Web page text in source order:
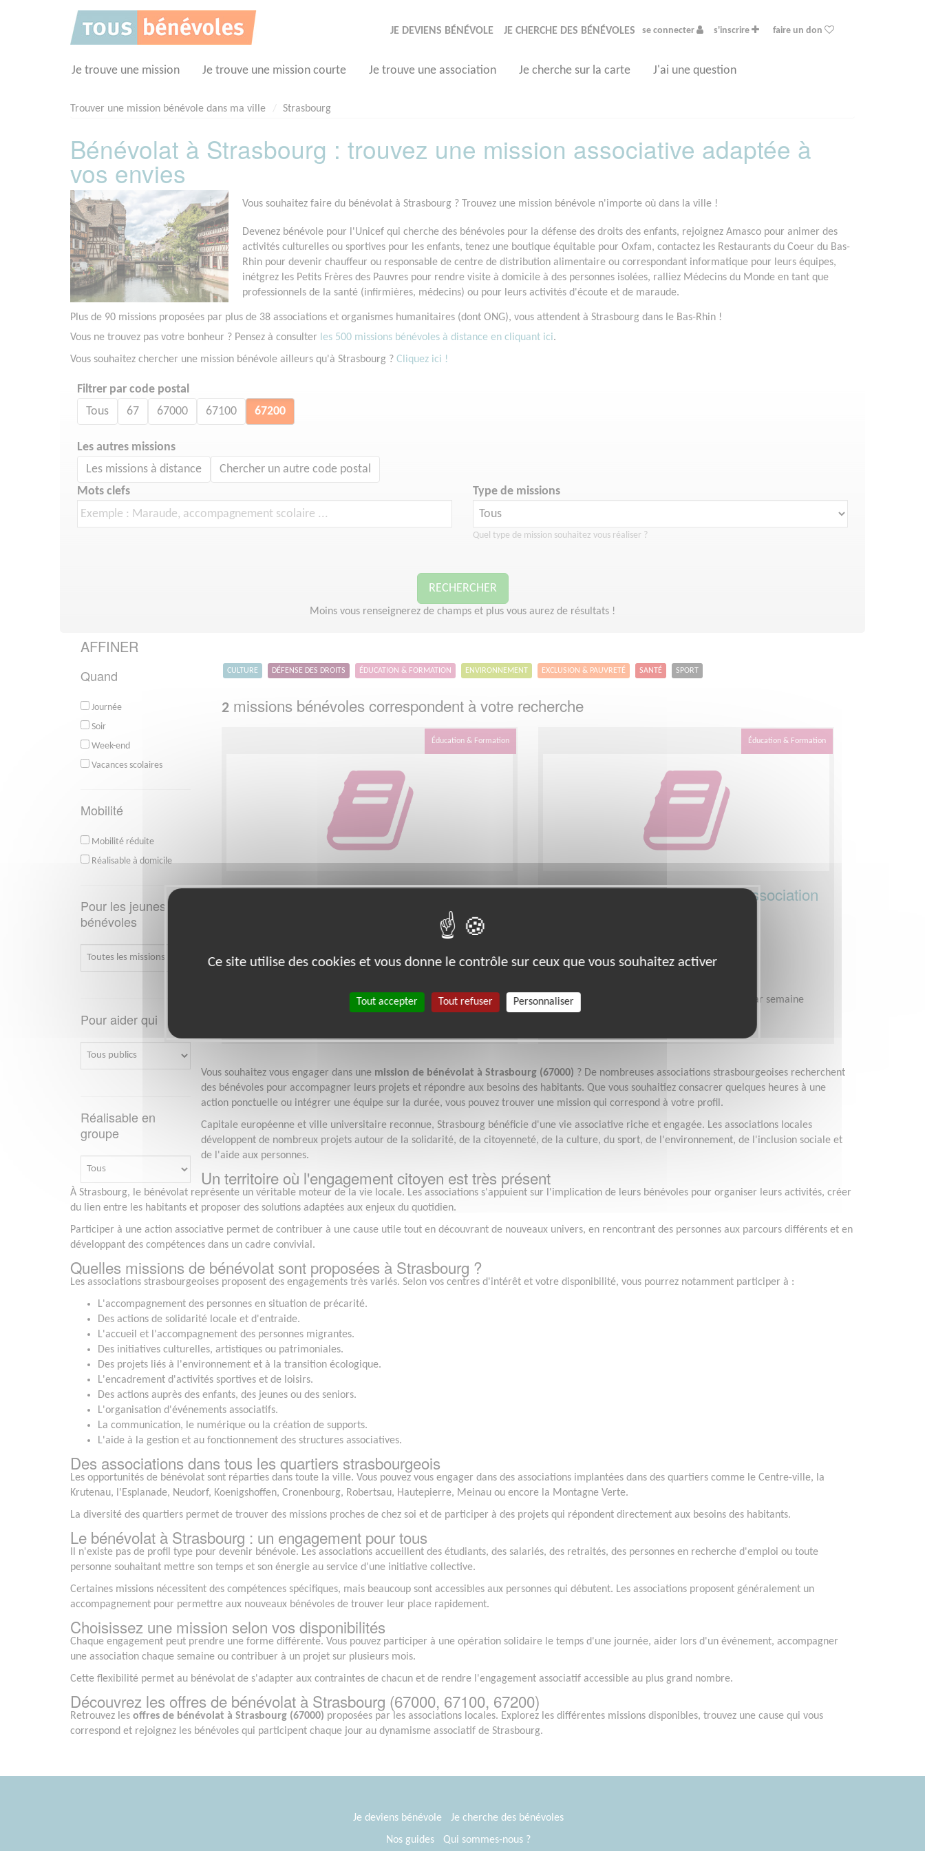
JE DEVIENS BÉNÉVOLE JE CHERCHE DES BÉNÉVOLES se connecter s'inscrire faire un don
Je trouve une mission Je trouve une mission courte Je trouve une association Je cherche sur la carte J'ai une question
Trouver une mission bénévole dans ma ville Strasbourg
Bénévolat à Strasbourg : trouvez une mission associative adaptée à
vos envies
Vous souhaitez faire du bénévolat à Strasbourg ? Trouvez une mission bénévole n'importe où dans la ville !
Devenez bénévole pour l'Unicef qui cherche des bénévoles pour la défense des droits des enfants, rejoignez Amasco pour animer des
activités culturelles ou sportives pour les enfants, tenez une boutique équitable pour Oxfam, contactez les Restaurants du Coeur du Bas-
Rhin pour devenir chauffeur ou responsable de centre de distribution alimentaire ou correspondant informatique pour leurs équipes,
inétgrez les Petits Frères des Pauvres pour rendre visite à domicile à des personnes isolées, ralliez Médecins du Monde en tant que
professionnels de la santé (infirmières, médecins) ou pour leurs activités d'écoute et de maraude.
Plus de 90 missions proposées par plus de 38 associations et organismes humanitaires (dont ONG), vous attendent à Strasbourg dans le Bas-Rhin !
Vous ne trouvez pas votre bonheur ? Pensez à consulter les 500 missions bénévoles à distance en cliquant ici.
Vous souhaitez chercher une mission bénévole ailleurs qu'à Strasbourg ? Cliquez ici !
Filtrer par code postal
Tous 67 67000 67100 67200
Les autres missions
Les missions à distance Chercher un autre code postal
Mots clefs Type de missions
Quel type de mission souhaitez vous réaliser ?
RECHERCHER
Moins vous renseignerez de champs et plus vous aurez de résultats !
AFFINER
Quand
Journée
Soir
Week-end
Vacances scolaires
Mobilité
Mobilité réduite
Réalisable à domicile
Pour les jeunes
bénévoles
Pour aider qui
Réalisable en
groupe
CULTURE DÉFENSE DES DROITS ÉDUCATION & FORMATION ENVIRONNEMENT EXCLUSION & PAUVRETÉ SANTÉ SPORT
2 missions bénévoles correspondent à votre recherche
Éducation & Formation
Animation d'ateliers informatiques à la
Type :
Informatique, Web
Association : Club Informatique Pénitentiaire
1/2 journée par semaine
Éducation & Formation
Délégué.e régional.e de notre association
Informatique, Web
Association :Club Informatique Pénitentiaire
Disponibilité demandée :
une demi -journée par semaine
Vous souhaitez vous engager dans une mission de bénévolat à Strasbourg (67000) ? De nombreuses associations strasbourgeoises recherchent
des bénévoles pour accompagner leurs projets et répondre aux besoins des habitants. Que vous souhaitiez consacrer quelques heures à une
action ponctuelle ou intégrer une équipe sur la durée, vous pouvez trouver une mission qui correspond à votre profil.
Capitale européenne et ville universitaire reconnue, Strasbourg bénéficie d'une vie associative riche et engagée. Les associations locales
développent de nombreux projets autour de la solidarité, de la citoyenneté, de la culture, du sport, de l'environnement, de l'inclusion sociale et
de l'aide aux personnes.
Un territoire où l'engagement citoyen est très présent
À Strasbourg, le bénévolat représente un véritable moteur de la vie locale. Les associations s'appuient sur l'implication de leurs bénévoles pour organiser leurs activités, créer
du lien entre les habitants et proposer des solutions adaptées aux enjeux du quotidien.
Participer à une action associative permet de contribuer à une cause utile tout en découvrant de nouveaux univers, en rencontrant des personnes aux parcours différents et en
développant des compétences dans un cadre convivial.
Quelles missions de bénévolat sont proposées à Strasbourg ?
Les associations strasbourgeoises proposent des engagements très variés. Selon vos centres d'intérêt et votre disponibilité, vous pourrez notamment participer à :
L'accompagnement des personnes en situation de précarité.
Des actions de solidarité locale et d'entraide.
L'accueil et l'accompagnement des personnes migrantes.
Des initiatives culturelles, artistiques ou patrimoniales.
Des projets liés à l'environnement et à la transition écologique.
L'encadrement d'activités sportives et de loisirs.
Des actions auprès des enfants, des jeunes ou des seniors.
L'organisation d'événements associatifs.
La communication, le numérique ou la création de supports.
L'aide à la gestion et au fonctionnement des structures associatives.
Des associations dans tous les quartiers strasbourgeois
Les opportunités de bénévolat sont réparties dans toute la ville. Vous pouvez vous engager dans des associations implantées dans des quartiers comme le Centre-ville, la
Krutenau, l'Esplanade, Neudorf, Koenigshoffen, Cronenbourg, Robertsau, Hautepierre, Meinau ou encore la Montagne Verte.
La diversité des quartiers permet de trouver des missions proches de chez soi et de participer à des projets qui répondent directement aux besoins des habitants.
Le bénévolat à Strasbourg : un engagement pour tous
Il n'existe pas de profil type pour devenir bénévole. Les associations accueillent des étudiants, des salariés, des retraités, des personnes en recherche d'emploi ou toute
personne souhaitant mettre son temps et son énergie au service d'une initiative collective.
Certaines missions nécessitent des compétences spécifiques, mais beaucoup sont accessibles aux personnes qui débutent. Les associations proposent généralement un
accompagnement pour permettre aux nouveaux bénévoles de trouver leur place rapidement.
Choisissez une mission selon vos disponibilités
Chaque engagement peut prendre une forme différente. Vous pouvez participer à une opération solidaire le temps d'une journée, aider lors d'un événement, accompagner
une association chaque semaine ou contribuer à un projet sur plusieurs mois.
Cette flexibilité permet au bénévolat de s'adapter aux contraintes de chacun et de rendre l'engagement associatif accessible au plus grand nombre.
Découvrez les offres de bénévolat à Strasbourg (67000, 67100, 67200)
Retrouvez les offres de bénévolat à Strasbourg (67000) proposées par les associations locales. Explorez les différentes missions disponibles, trouvez une cause qui vous
correspond et rejoignez les bénévoles qui participent chaque jour au dynamisme associatif de Strasbourg.
Je deviens bénévole
Je cherche des bénévoles
Nos guides
Qui sommes-nous ?
Ce site utilise des cookies et vous donne le contrôle sur ceux que vous souhaitez activer
Tout accepter Tout refuser Personnaliser